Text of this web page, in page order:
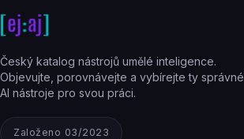
Český katalog nástrojů umělé inteligence.
Objevujte, porovnávejte a vybírejte ty správné
AI nástroje pro svou práci.
Založeno 03/2023